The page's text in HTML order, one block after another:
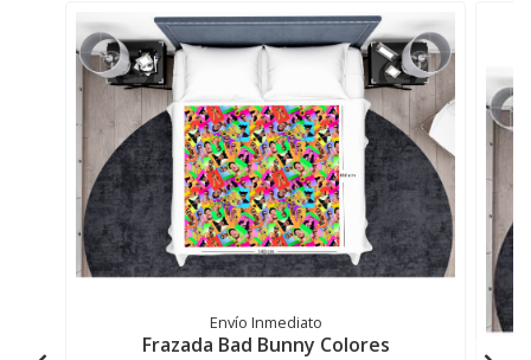
Envío Inmediato
Frazada Bad Bunny Colores